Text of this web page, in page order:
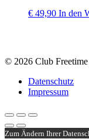
€ 49,90 In den
© 2026 Club Freetime
Datenschutz
Impressum
Zum Ändern Ihrer